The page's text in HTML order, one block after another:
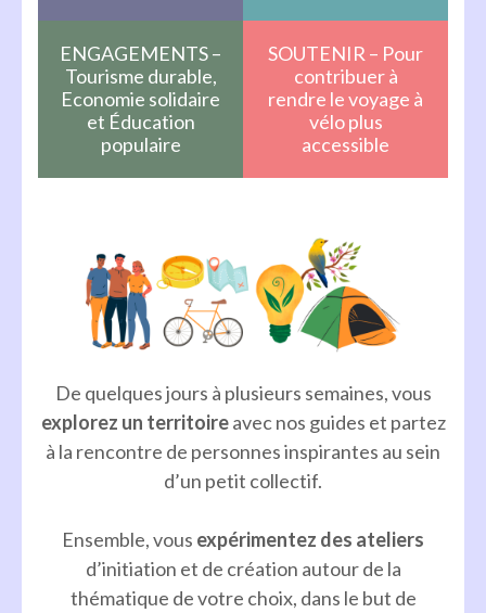
ENGAGEMENTS –
Tourisme durable,
Economie solidaire
et Éducation
populaire
SOUTENIR – Pour
contribuer à
rendre le voyage à
vélo plus
accessible
De quelques jours à plusieurs semaines, vous
explorez un territoireavec nos guides et partez
à la rencontre de personnes inspirantes au sein
d’un petit collectif.
Ensemble, vous expérimentez des ateliers
d’initiation et de création autour de la
thématique de votre choix, dans le but de